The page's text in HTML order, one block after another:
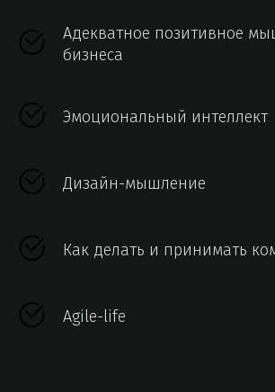
Адекватное позитивное
бизнеса
Эмоциональный интеллект
Дизайн-мышление
Как делать и принимать
Agile-life